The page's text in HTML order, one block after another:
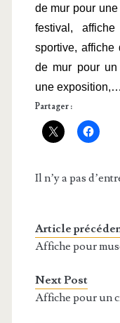
de mur pour
festival,
sportive, affiche
de mur pour
une exposition,…
Partager :
Il n’y a pas
Article
Affiche pour
Next Post
Affiche pour un